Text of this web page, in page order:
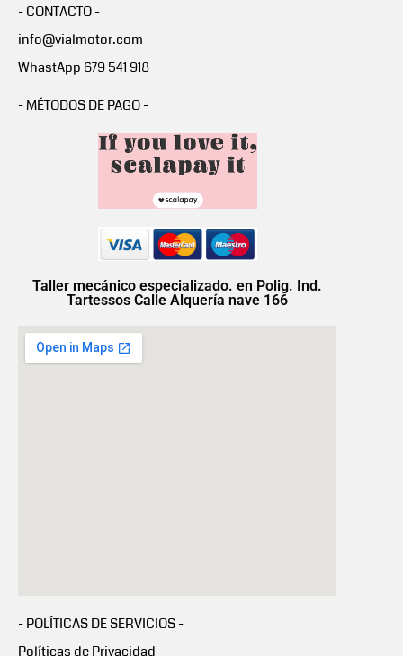
- CONTACTO -
info@vialmotor.com
WhastApp 679 541 918
- MÉTODOS DE PAGO -
Taller mecánico especializado. en Polig. Ind.
Tartessos Calle Alquería nave 166
- POLÍTICAS DE SERVICIOS -
Políticas de Privacidad